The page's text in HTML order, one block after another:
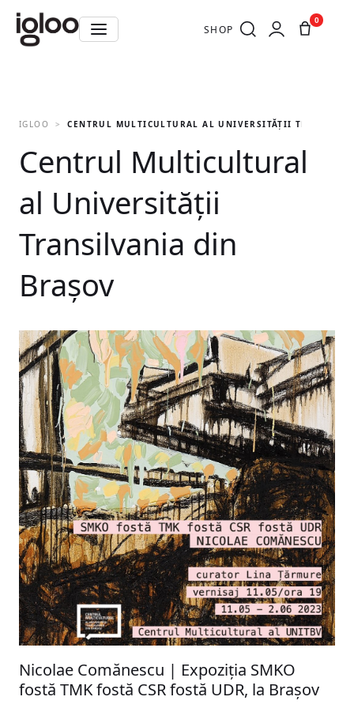
SHOP
0
IGLOO CENTRUL MULTICULTURAL AL UNIVERSITĂȚII
Centrul Multicultural
al Universității
Transilvania din
Brașov
Nicolae Comănescu | Expoziția SMKO
fostă TMK fostă CSR fostă UDR, la Brașov